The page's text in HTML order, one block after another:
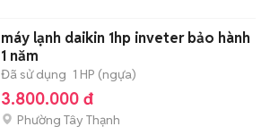
máy lạnh daikin 1hp inveter bảo hành
1 năm
Đã sử dụng 1 HP (ngựa)
3.800.000 đ
Phường Tây Thạnh